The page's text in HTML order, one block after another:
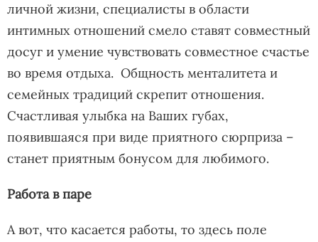
личной жизни, специалисты в области
интимных отношений смело ставят совместный
досуг и умение чувствовать совместное счастье
во время отдыха. Общность менталитета и
семейных традиций скрепит отношения.
Счастливая улыбка на Ваших губах,
появившаяся при виде приятного сюрприза –
станет приятным бонусом для любимого.
Работа в паре
А вот, что касается работы, то здесь поле